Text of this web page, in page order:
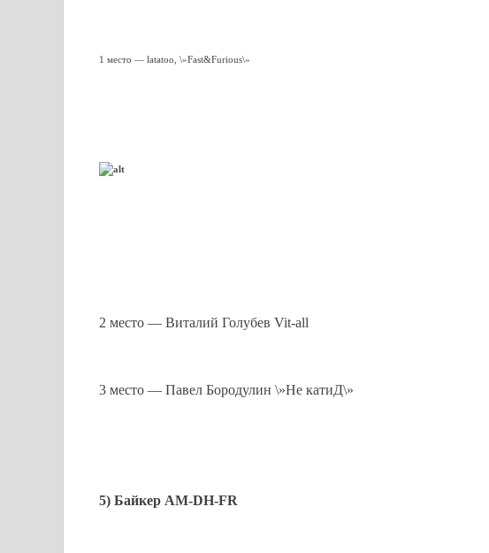
1 место — latatoo, \»Fast&Furious\»
2 место — Виталий Голубев Vit-all
3 место — Павел Бородулин \»Не катиД\»
5) Байкер AM-DH-FR